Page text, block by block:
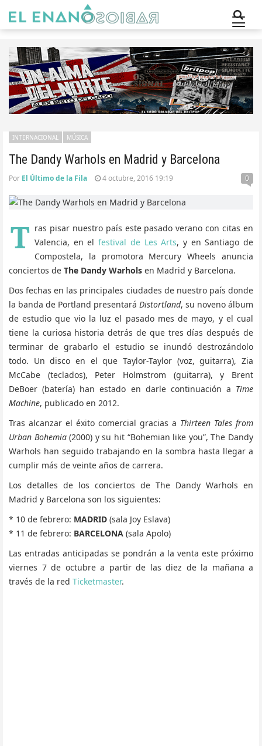
The Dandy Warhols en Madrid y Barcelona
INTERNACIONAL MÚSICA
Por El Último de la Fila 4 octubre, 2016 19:19 0
T ras pisar nuestro país este pasado verano con citas en
Valencia, en elfestival de Les Arts, y en Santiago de
Compostela, la promotora Mercury Wheels anuncia
conciertos de The Dandy Warhols en Madrid y Barcelona.
Dos fechas en las principales ciudades de nuestro país donde
la banda de Portland presentará Distortland, su noveno álbum
de estudio que vio la luz el pasado mes de mayo, y el cual
tiene la curiosa historia detrás de que tres días después de
terminar de grabarlo el estudio se inundó destrozándolo
todo. Un disco en el que Taylor-Taylor (voz, guitarra), Zia
McCabe (teclados), Peter Holmstrom (guitarra), y Brent
DeBoer (batería) han estado en darle continuación a Time
Machine, publicado en 2012.
Tras alcanzar el éxito comercial gracias a Thirteen Tales from
Urban Bohemia(2000) y su hit “Bohemian like you”, The Dandy
Warhols han seguido trabajando en la sombra hasta llegar a
cumplir más de veinte años de carrera.
Los detalles de los conciertos de The Dandy Warhols en
Madrid y Barcelona son los siguientes:
* 10 de febrero: MADRID (sala Joy Eslava)
* 11 de febrero: BARCELONA (sala Apolo)
Las entradas anticipadas se pondrán a la venta este próximo
viernes 7 de octubre a partir de las diez de la mañana a
través de la red Ticketmaster.